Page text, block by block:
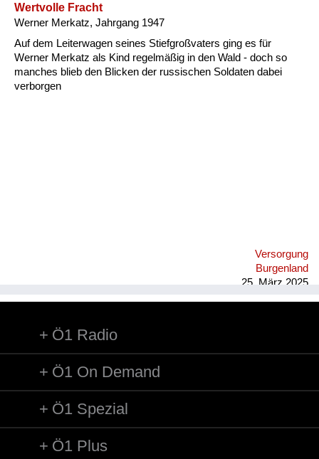
Wertvolle Fracht
Werner Merkatz, Jahrgang 1947
Auf dem Leiterwagen seines Stiefgroßvaters ging es für
Werner Merkatz als Kind regelmäßig in den Wald - doch so
manches blieb den Blicken der russischen Soldaten dabei
verborgen
Versorgung
Burgenland
25. März 2025
Ö1 Radio
Ö1 On Demand
Ö1 Spezial
Ö1 Plus